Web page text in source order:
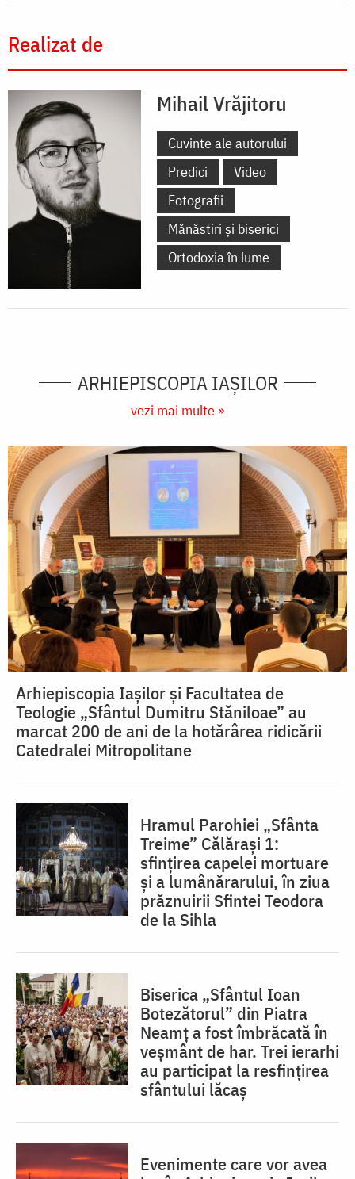
Realizat de
Mihail Vrăjitoru
Cuvinte ale autorului
Predici
Video
Fotografii
Mănăstiri și biserici
Ortodoxia în lume
ARHIEPISCOPIA IAŞILOR
vezi mai multe »
Arhiepiscopia Iașilor și Facultatea de
Teologie „Sfântul Dumitru Stăniloae” au
marcat 200 de ani de la hotărârea ridicării
Catedralei Mitropolitane
Hramul Parohiei „Sfânta
Treime” Călărași 1:
sfințirea capelei mortuare
și a lumânărarului, în ziua
prăznuirii Sfintei Teodora
de la Sihla
Biserica „Sfântul Ioan
Botezătorul” din Piatra
Neamț a fost îmbrăcată în
veșmânt de har. Trei ierarhi
au participat la resfințirea
sfântului lăcaș
Evenimente care vor avea